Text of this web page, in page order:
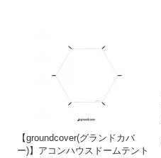
【groundcover(グランドカバ
ー)】アコンハウスドームテント